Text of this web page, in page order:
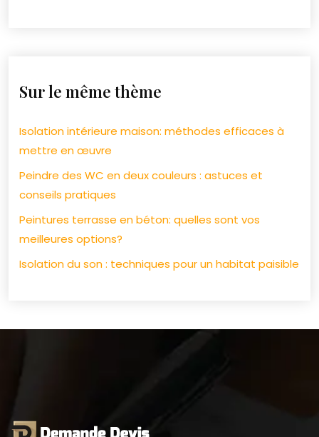
Sur le même thème
Isolation intérieure maison: méthodes efficaces à
mettre en œuvre
Peindre des WC en deux couleurs : astuces et
conseils pratiques
Peintures terrasse en béton: quelles sont vos
meilleures options?
Isolation du son : techniques pour un habitat paisible